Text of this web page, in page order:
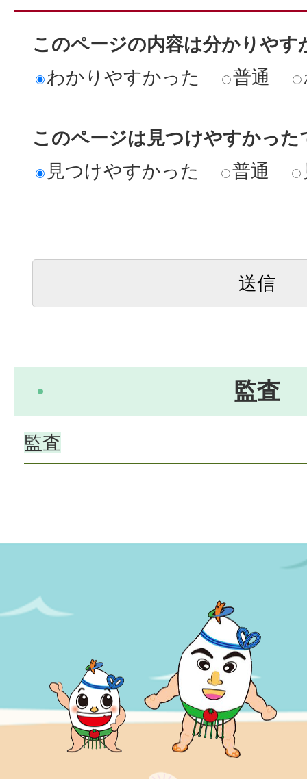
このページの内容は分かりやす
わかりやすかった
普通
このページは見つけやすかった
見つけやすかった
普通
監査
監査